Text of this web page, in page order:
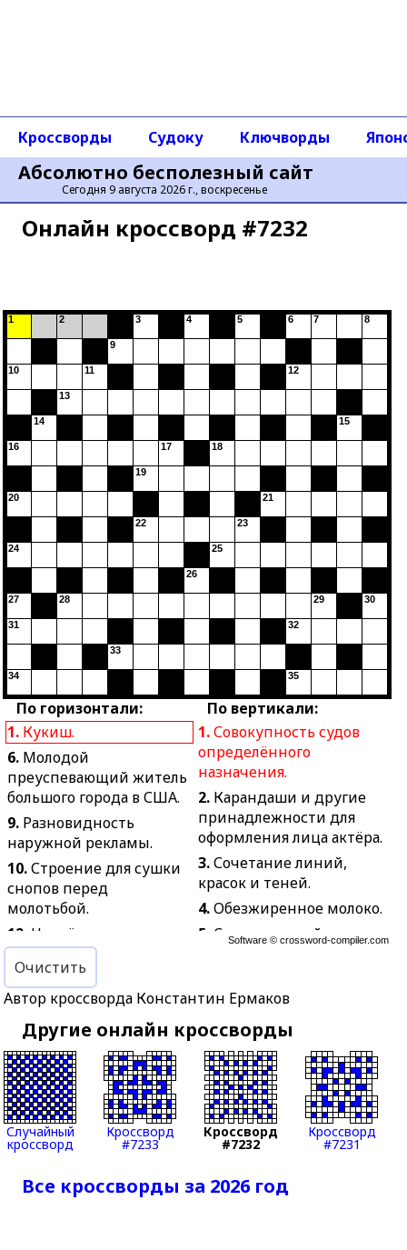
Абсолютно бесполезный сайт
Сегодня 9 августа 2026 г., воскресенье
Кроссворды Судоку Ключворды
Онлайн кроссворд #7232
По горизонтали:
1. Кукиш.
6. Молодой
преуспевающий житель
большого города в США.
9. Разновидность
наружной рекламы.
10.Строение для сушки
снопов перед
молотьбой.
12. Чертёж,
изображающий на
плоскости какое-нибудь
сооружение.
13.Промышленное
предприятие.
16.Очень сильно
ощущаемый недостаток
времени.
18.Определение
существа болезни на
исследования.
По вертикали:
1.Совокупность судов
определённого
назначения.
2. Карандаши и другие
принадлежности для
оформления лица актёра.
3.Сочетание линий,
красок и теней.
4.Обезжиренное молоко.
5. Строительный
лезвием.
8.Месяц года,
названный по имени
древнеримской богини
Юноны.
11.Руководство,
инструкция.
Специалист-
компьютерщик.
В России при
1
10
16
20
24
27
31
34
14
2
13
28
11
9
33
3
19
22
17
4
26
18
25
5
23
21
6
12
32
35
7
29
15
8
30
Software ©crossword-compiler.com
Очистить
Автор кроссворда Константин Ермаков
Другие онлайн кроссворды
Случайный
кроссворд
Кроссворд
#7233
Кроссворд
#7232
Кроссворд
#7231
Все кроссворды за 2026 год